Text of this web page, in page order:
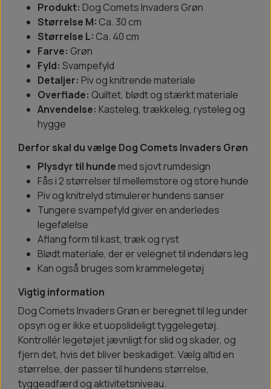
Produkt: Dog Comets Invaders Grøn
Størrelse M: Ca. 30 cm
Størrelse L: Ca. 40 cm
Farve: Grøn
Fyld: Svampefyld
Detaljer: Piv og knitrende materiale
Overflade: Quiltet, blødt og stærkt materiale
Anvendelse: Kasteleg, trækkeleg, rysteleg og
hygge
Derfor skal du vælge Dog Comets Invaders Grøn
Plysdyr til hunde med sjovt rumdesign
Fås i 2 størrelser til mellemstore og store hunde
Piv og knitrelyd stimulerer hundens sanser
Tungere svampefyld giver en anderledes
legefølelse
Aflang form til kast, træk og ryst
Blødt materiale, der er velegnet til indendørs leg
Kan også bruges som krammelegetøj
Vigtig information
Dog Comets Invaders Grøn er beregnet til leg under
opsyn og er ikke et uopslideligt tyggelegetøj.
Kontrollér legetøjet jævnligt for slid og skader, og
fjern det, hvis det bliver beskadiget. Vælg altid en
størrelse, der passer til hundens størrelse,
tyggeadfærd og aktivitetsniveau.